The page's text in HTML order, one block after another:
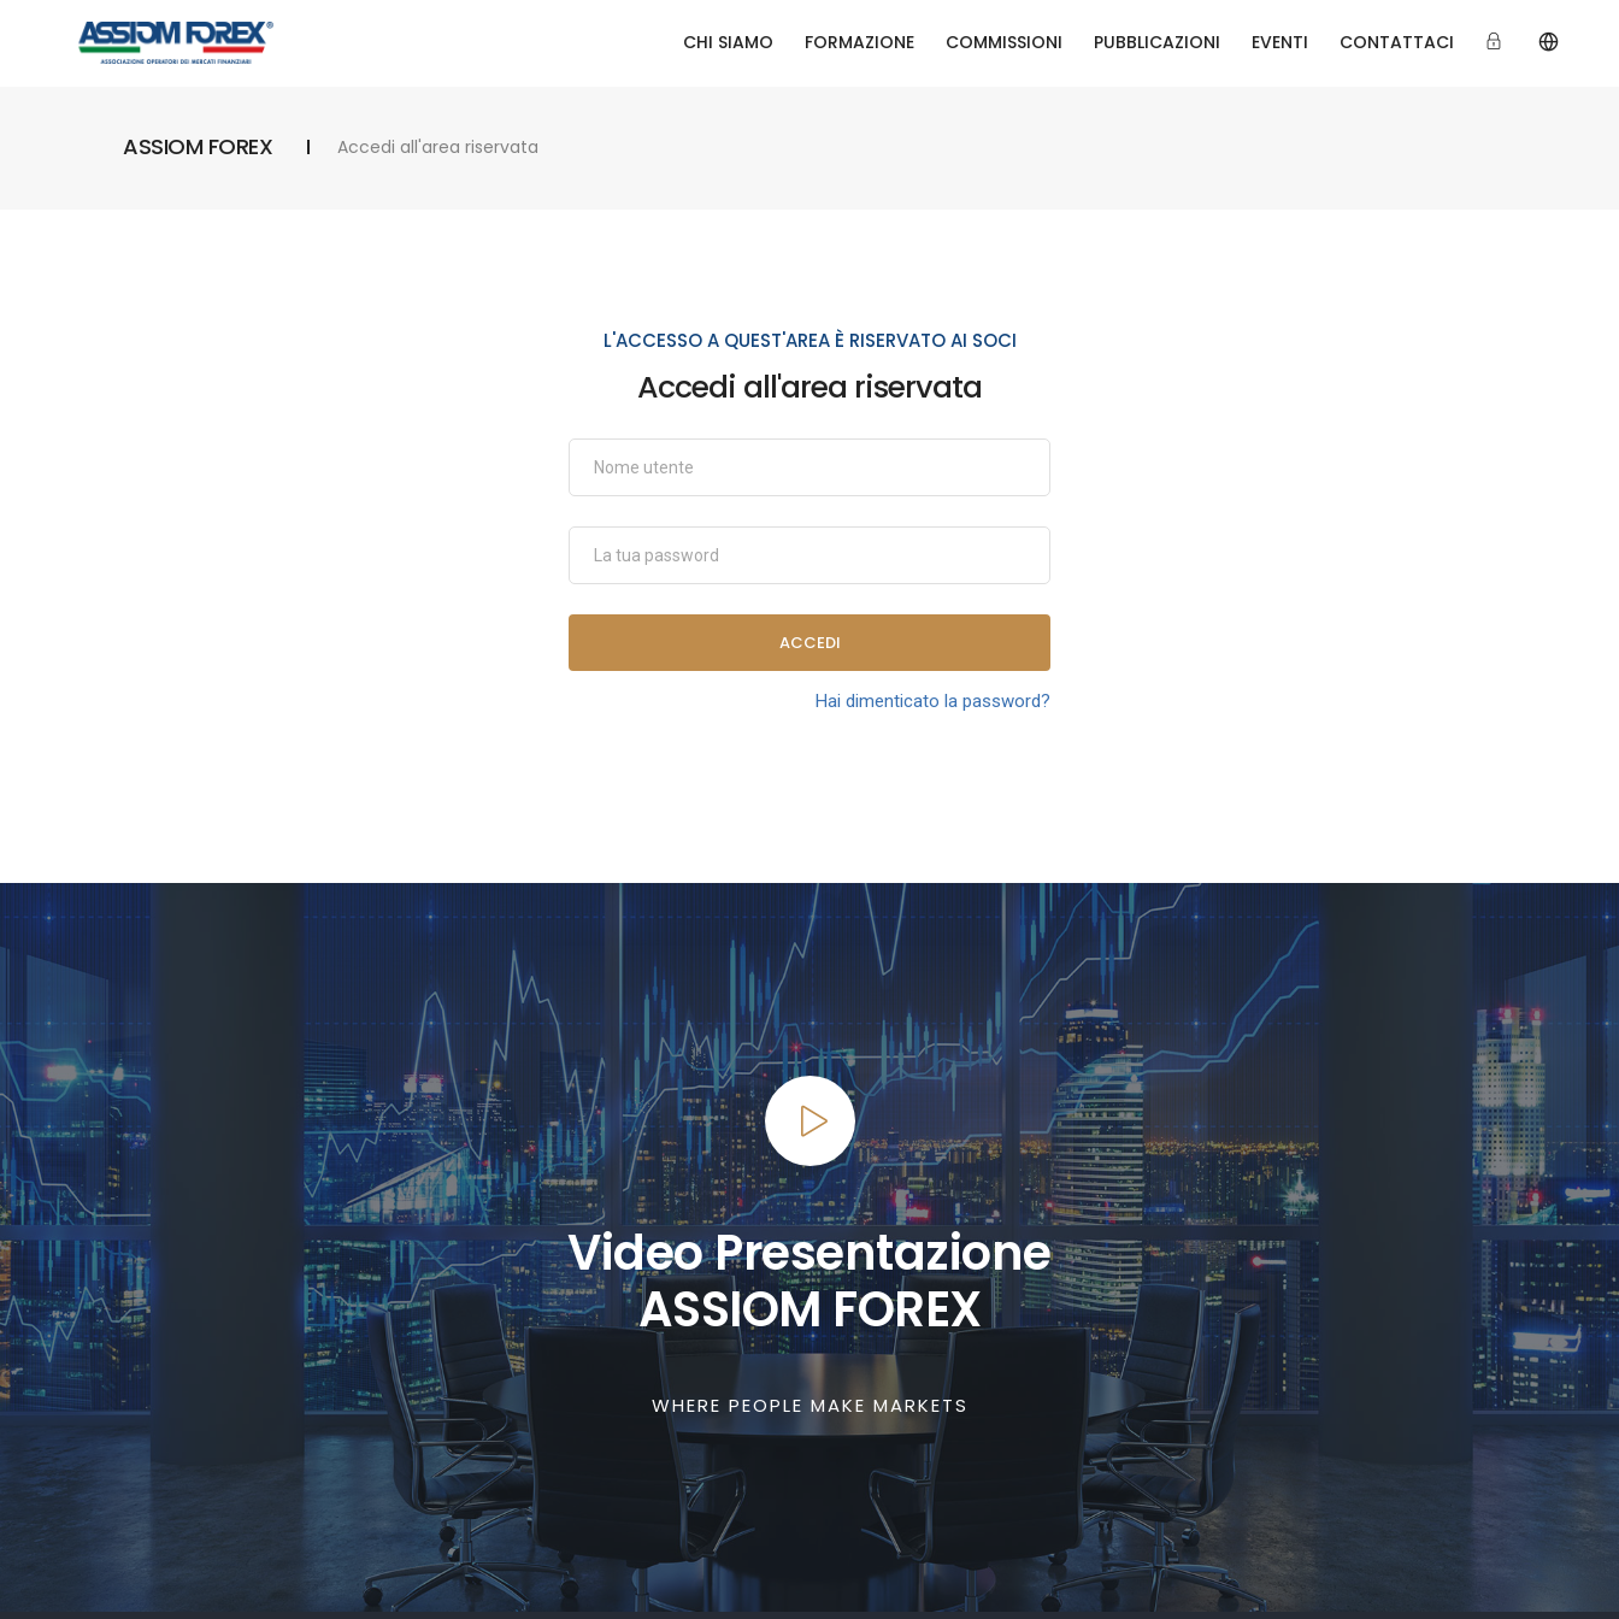
CHI SIAMO FORMAZIONE COMMISSIONI PUBBLICAZIONI EVENTI CONTATTACI
ASSIOM FOREX Accedi all'area riservata
L'ACCESSO A QUEST'AREA È RISERVATO AI SOCI
Accedi all'area riservata
ACCEDI
Hai dimenticato la password?
Video Presentazione
ASSIOM FOREX
WHERE PEOPLE MAKE MARKETS